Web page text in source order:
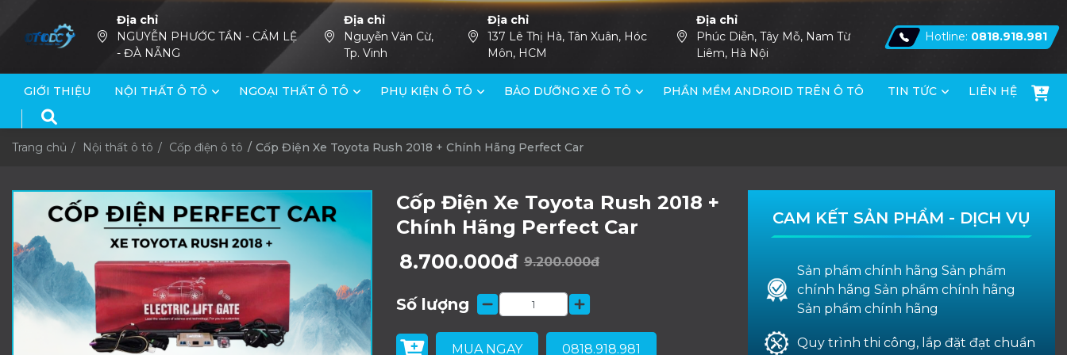
Địa chỉ
NGUYỄN PHƯỚC TẦN - CẨM LỆ
- ĐÀ NẴNG
Địa chỉ
Nguyễn Văn Cừ,
Tp. Vinh
Địa chỉ
137 Lê Thị Hà, Tân Xuân, Hóc
Môn, HCM
Địa chỉ
Phúc Diễn, Tây Mỗ, Nam Từ
Liêm, Hà Nội
Hotline: 0818.918.981
GIỚI THIỆU NỘI THẤT Ô TÔ NGOẠI THẤT Ô TÔ PHỤ KIỆN Ô TÔ BẢO DƯỠNG XE Ô TÔ PHẦN MỀM ANDROID TRÊN Ô TÔ TIN TỨC LIÊN HỆ
Trang chủ Nội thất ô tô Cốp điện ô tô Cốp Điện Xe Toyota Rush 2018 + Chính Hãng Perfect Car
Cốp Điện Xe Toyota Rush 2018 +
Chính Hãng Perfect Car
8.700.000đ 9.200.000đ
Số lượng
MUA NGAY 0818.918.981
CAM KẾT SẢN PHẨM - DỊCH VỤ
Sản phẩm chính hãng Sản phẩm
chính hãng Sản phẩm chính hãng
Sản phẩm chính hãng
Quy trình thi công, lắp đặt đạt chuẩn